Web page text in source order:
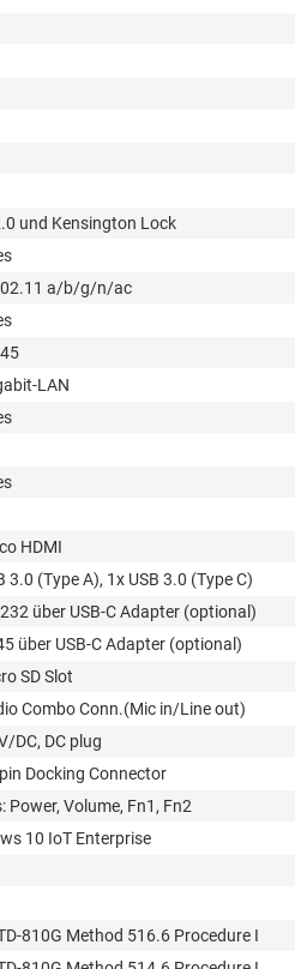
und Kensington Lock
a/b/g/n/ac
LAN
HDMI
3.0 (Type A), 1x USB 3.0 (Type C)
über USB-C Adapter (optional)
über USB-C Adapter (optional)
SD Slot
Combo Conn.(Mic in/Line out)
DC, DC plug
Docking Connector
Power, Volume, Fn1, Fn2
10 IoT Enterprise
810G Method 516.6 Procedure I